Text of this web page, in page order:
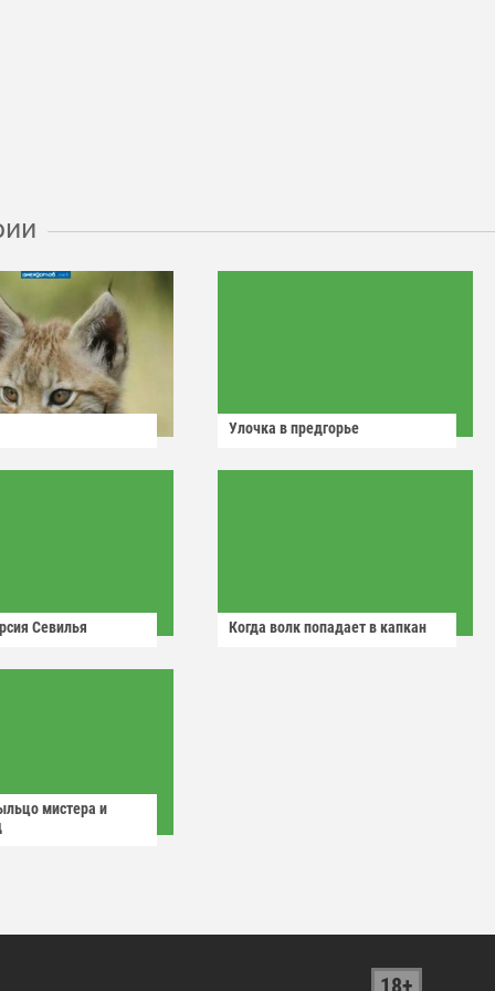
Улочка в предгорье
Севилья Когда волк попадает в капкан
мистера и